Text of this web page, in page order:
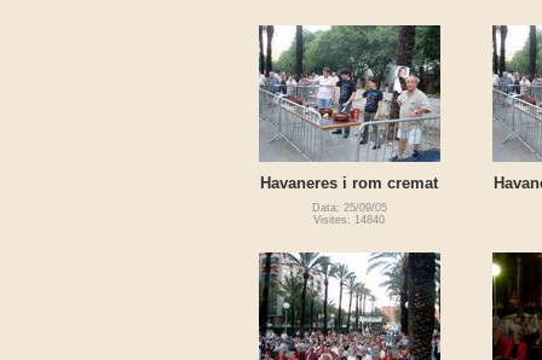
Havaneres i rom cremat
Data: 25/09/05
Visites: 14840